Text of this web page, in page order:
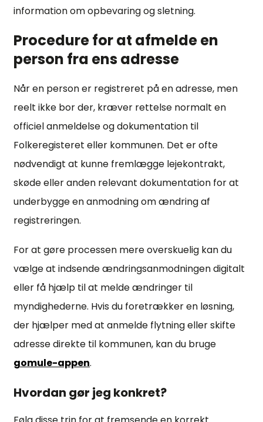
information om opbevaring og sletning.
Procedure for at afmelde en
person fra ens adresse
Når en person er registreret på en adresse, men
reelt ikke bor der, kræver rettelse normalt en
officiel anmeldelse og dokumentation til
Folkeregisteret eller kommunen. Det er ofte
nødvendigt at kunne fremlægge lejekontrakt,
skøde eller anden relevant dokumentation for at
underbygge en anmodning om ændring af
registreringen.
For at gøre processen mere overskuelig kan du
vælge at indsende ændringsanmodningen digitalt
eller få hjælp til at melde ændringer til
myndighederne. Hvis du foretrækker en løsning,
der hjælper med at anmelde flytning eller skifte
adresse direkte til kommunen, kan du bruge
gomule-appen.
Hvordan gør jeg konkret?